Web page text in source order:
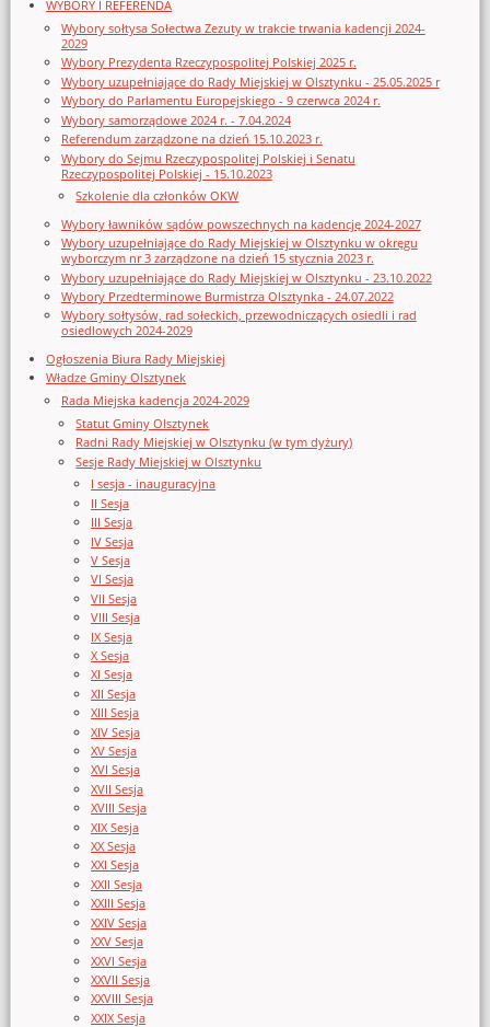
WYBORY I REFERENDA
Wybory sołtysa Sołectwa Zezuty w trakcie trwania kadencji 2024-
2029
Wybory Prezydenta Rzeczypospolitej Polskiej 2025 r.
Wybory uzupełniające do Rady Miejskiej w Olsztynku - 25.05.2025 r
Wybory do Parlamentu Europejskiego - 9 czerwca 2024 r.
Wybory samorządowe 2024 r. - 7.04.2024
Referendum zarządzone na dzień 15.10.2023 r.
Wybory do Sejmu Rzeczypospolitej Polskiej i Senatu
Rzeczypospolitej Polskiej - 15.10.2023
Szkolenie dla członków OKW
Wybory ławników sądów powszechnych na kadencję 2024-2027
Wybory uzupełniające do Rady Miejskiej w Olsztynku w okręgu
wyborczym nr 3 zarządzone na dzień 15 stycznia 2023 r.
Wybory uzupełniające do Rady Miejskiej w Olsztynku - 23.10.2022
Wybory Przedterminowe Burmistrza Olsztynka - 24.07.2022
Wybory sołtysów, rad sołeckich, przewodniczących osiedli i rad
osiedlowych 2024-2029
Ogłoszenia Biura Rady Miejskiej
Władze Gminy Olsztynek
Rada Miejska kadencja 2024-2029
Statut Gminy Olsztynek
Radni Rady Miejskiej w Olsztynku (w tym dyżury)
Sesje Rady Miejskiej w Olsztynku
I sesja - inauguracyjna
II Sesja
III Sesja
IV Sesja
V Sesja
VI Sesja
VII Sesja
VIII Sesja
IX Sesja
X Sesja
XI Sesja
XII Sesja
XIII Sesja
XIV Sesja
XV Sesja
XVI Sesja
XVII Sesja
XVIII Sesja
XIX Sesja
XX Sesja
XXI Sesja
XXII Sesja
XXIII Sesja
XXIV Sesja
XXV Sesja
XXVI Sesja
XXVII Sesja
XXVIII Sesja
XXIX Sesja